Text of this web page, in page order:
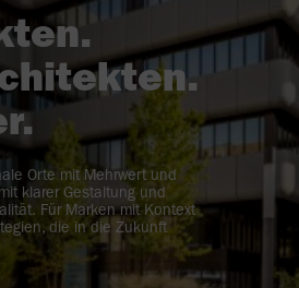
Orte mit Mehrwert und
klarer Gestaltung und
Für Marken mit Kontext
die in die Zukunft